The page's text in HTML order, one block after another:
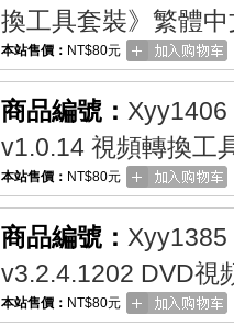
換工具套裝》繁體
本站售價： NT$80元
商品編號： Xyy1406
v1.0.14 視頻轉換工
本站售價： NT$80元
商品編號： Xyy1385
v3.2.4.1202 DVD視
本站售價： NT$80元